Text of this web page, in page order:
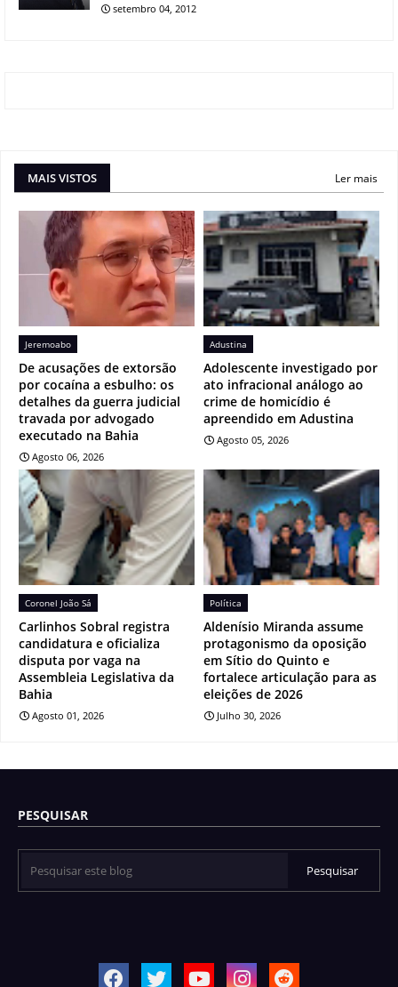
setembro 04, 2012
MAIS VISTOS Ler mais
Jeremoabo
De acusações de extorsão
por cocaína a esbulho: os
detalhes da guerra judicial
travada por advogado
executado na Bahia
Agosto 06, 2026
Adustina
Adolescente investigado por
ato infracional análogo ao
crime de homicídio é
apreendido em Adustina
Agosto 05, 2026
Coronel João Sá
Carlinhos Sobral registra
candidatura e oficializa
disputa por vaga na
Assembleia Legislativa da
Bahia
Agosto 01, 2026
Política
Aldenísio Miranda assume
protagonismo da oposição
em Sítio do Quinto e
fortalece articulação para as
eleições de 2026
Julho 30, 2026
PESQUISAR